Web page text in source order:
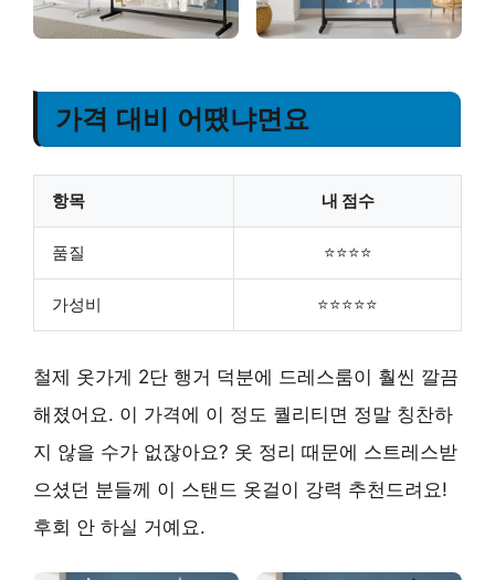
가격 대비 어땠냐면요
항목 내 점수
품질 ⭐⭐⭐⭐
가성비 ⭐⭐⭐⭐⭐
철제 옷가게 2단 행거 덕분에 드레스룸이 훨씬 깔끔
해졌어요. 이 가격에 이 정도 퀄리티면 정말 칭찬하
지 않을 수가 없잖아요? 옷 정리 때문에 스트레스받
으셨던 분들께 이 스탠드 옷걸이 강력 추천드려요!
후회 안 하실 거예요.